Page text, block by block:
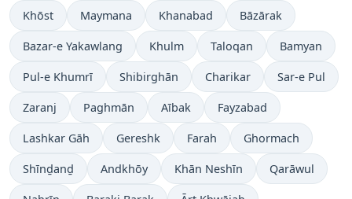
Khōst Maymana Khanabad Bāzārak
Bazar-e Yakawlang Khulm Taloqan Bamyan
Pul-e Khumrī Shibirghān Charikar Sar-e Pul
Zaranj Paghmān Aībak Fayzabad
Lashkar Gāh Gereshk Farah Ghormach
Shīnḏanḏ Andkhōy Khān Neshīn Qarāwul